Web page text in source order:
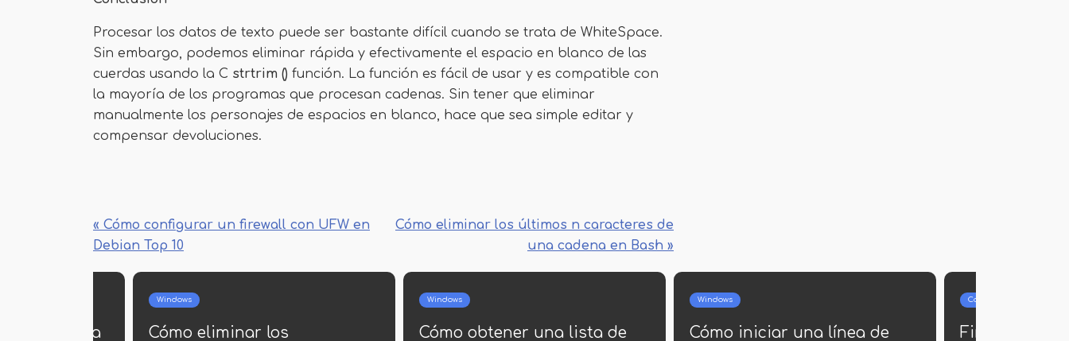
Procesar los datos de texto puede ser bastante difícil cuando se trata de WhiteSpace.
Sin embargo, podemos eliminar rápida y efectivamente el espacio en blanco de las
cuerdas usando la C strtrim () función. La función es fácil de usar y es compatible con
la mayoría de los programas que procesan cadenas. Sin tener que eliminar
manualmente los personajes de espacios en blanco, hace que sea simple editar y
compensar devoluciones.
« Cómo configurar un firewall con UFW en
Debian Top 10
Cómo eliminar los últimos n caracteres de
una cadena en Bash »
obtener una lista de Cómo iniciar una línea de Firmware D-Link Dir-300 D1 Cómo habilitar Silverlight en